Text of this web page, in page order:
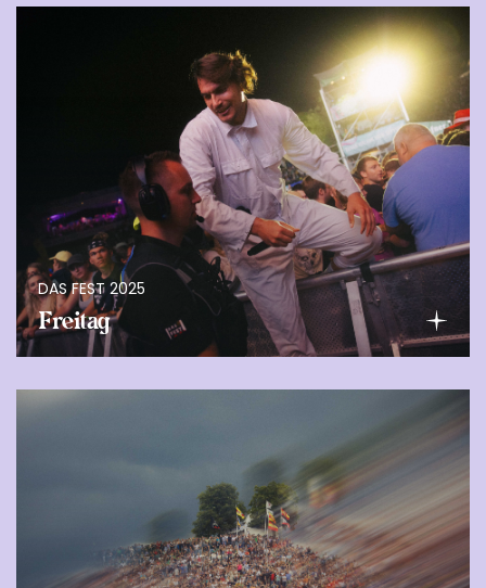
DAS FEST 2025
Freitag